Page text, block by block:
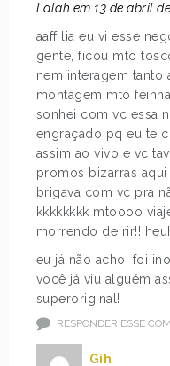
Lalah em 13 de abril
aaff lia eu vi esse
gente, ficou mto
nem interagem tanto
montagem mto
sonhei com vc essa
engraçado pq eu te
assim ao vivo e vc
promos bizarras
brigava com vc pra
kkkkkkkk mtoooo
morrendo de rir!!
eu já não acho, foi
você já viu alguém
superoriginal!
RESPONDER ESSE
Gih